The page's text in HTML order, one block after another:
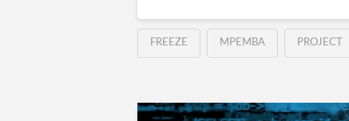
FREEZE MPEMBA PROJECT